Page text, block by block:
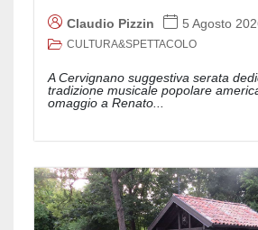
Claudio Pizzin 5 Agosto
CULTURA&SPETTACOLO
A Cervignano suggestiva serata
tradizione musicale popolare
omaggio a Renato...